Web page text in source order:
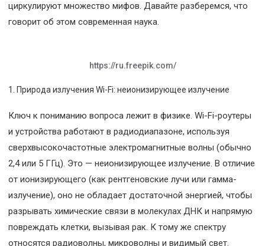
циркулируют множество мифов. Давайте разберемся, что
говорит об этом современная наука.
https://ru.freepik.com/
Природа излучения Wi-Fi: неионизирующее излучение
Ключ к пониманию вопроса лежит в физике. Wi-Fi-роутеры
и устройства работают в радиодиапазоне, используя
сверхвысокочастотные электромагнитные волны (обычно
2,4 или 5 ГГц). Это — неионизирующее излучение. В отличие
от ионизирующего (как рентгеновские лучи или гамма-
излучение), оно не обладает достаточной энергией, чтобы
разрывать химические связи в молекулах ДНК и напрямую
повреждать клетки, вызывая рак. К тому же спектру
относятся радиоволны, микроволны и видимый свет.